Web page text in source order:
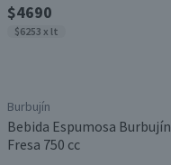
$4690
$6253 x lt
Burbujín
Bebida Espumosa Burbujín
Fresa 750 cc